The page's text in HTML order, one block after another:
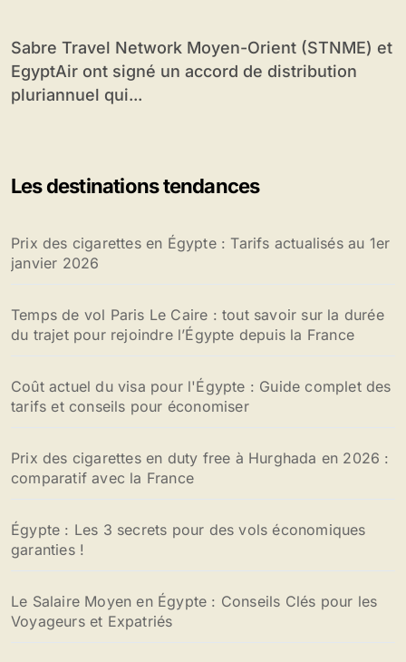
Sabre Travel Network Moyen-Orient (STNME) et
EgyptAir ont signé un accord de distribution
pluriannuel qui...
Les destinations tendances
Prix des cigarettes en Égypte : Tarifs actualisés au 1er
janvier 2026
Temps de vol Paris Le Caire : tout savoir sur la durée
du trajet pour rejoindre l’Égypte depuis la France
Coût actuel du visa pour l'Égypte : Guide complet des
tarifs et conseils pour économiser
Prix des cigarettes en duty free à Hurghada en 2026 :
comparatif avec la France
Égypte : Les 3 secrets pour des vols économiques
garanties !
Le Salaire Moyen en Égypte : Conseils Clés pour les
Voyageurs et Expatriés